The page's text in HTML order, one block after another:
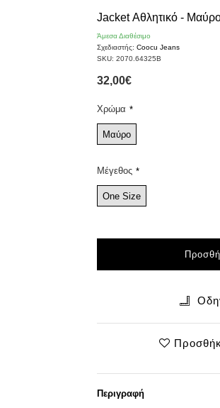
Jacket Αθλητικό -
Άμεσα Διαθέσιμο
Σχεδιαστής: Coocu Jeans
SKU: 2070.64325B
32,00€
Χρώμα
Μαύρο
Μέγεθος
One Size
Περιγραφή